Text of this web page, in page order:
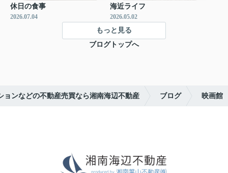
休日の食事
2026.07.04
海近ライフ
2026.05.02
もっと見る
ブログトップへ
ョンなどの不動産売買なら湘南海辺不動産 ブログ 映画館